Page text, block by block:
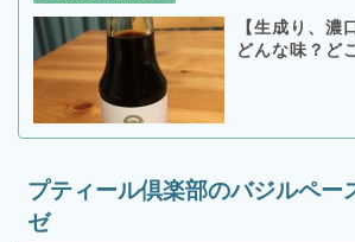
【生成り、濃
どんな味？ど
プティール倶楽部のバジルペー
ゼ